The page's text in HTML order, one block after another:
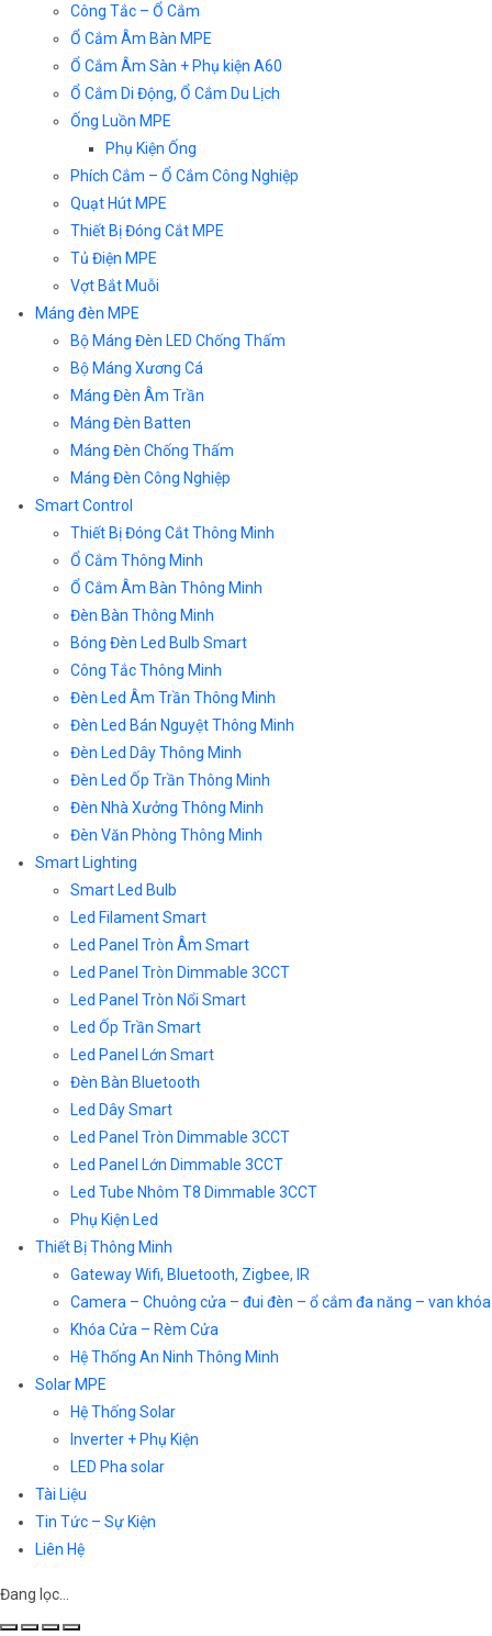
Công Tắc – Ổ Cắm
Ổ Cắm Âm Bàn MPE
Ổ Cắm Âm Sàn + Phụ kiện A60
Ổ Cắm Di Động, Ổ Cắm Du Lịch
Ống Luồn MPE
Phụ Kiện Ống
Phích Cắm – Ổ Cắm Công Nghiệp
Quạt Hút MPE
Thiết Bị Đóng Cắt MPE
Tủ Điện MPE
Vợt Bắt Muỗi
Máng đèn MPE
Bộ Máng Đèn LED Chống Thấm
Bộ Máng Xương Cá
Máng Đèn Âm Trần
Máng Đèn Batten
Máng Đèn Chống Thấm
Máng Đèn Công Nghiệp
Smart Control
Thiết Bị Đóng Cắt Thông Minh
Ổ Cắm Thông Minh
Ổ Cắm Âm Bàn Thông Minh
Đèn Bàn Thông Minh
Bóng Đèn Led Bulb Smart
Công Tắc Thông Minh
Đèn Led Âm Trần Thông Minh
Đèn Led Bán Nguyệt Thông Minh
Đèn Led Dây Thông Minh
Đèn Led Ốp Trần Thông Minh
Đèn Nhà Xưởng Thông Minh
Đèn Văn Phòng Thông Minh
Smart Lighting
Smart Led Bulb
Led Filament Smart
Led Panel Tròn Âm Smart
Led Panel Tròn Dimmable 3CCT
Led Panel Tròn Nổi Smart
Led Ốp Trần Smart
Led Panel Lớn Smart
Đèn Bàn Bluetooth
Led Dây Smart
Led Panel Tròn Dimmable 3CCT
Led Panel Lớn Dimmable 3CCT
Led Tube Nhôm T8 Dimmable 3CCT
Phụ Kiện Led
Thiết Bị Thông Minh
Gateway Wifi, Bluetooth, Zigbee, IR
Camera – Chuông cửa – đui đèn – ổ cắm đa năng – van khóa
Khóa Cửa – Rèm Cửa
Hệ Thống An Ninh Thông Minh
Solar MPE
Hệ Thống Solar
Inverter + Phụ Kiện
LED Pha solar
Tài Liệu
Tin Tức – Sự Kiện
Liên Hệ
Đang lọc…